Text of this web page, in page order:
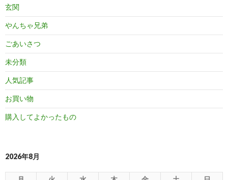
玄関
やんちゃ兄弟
ごあいさつ
未分類
人気記事
お買い物
購入してよかったもの
2026年8月